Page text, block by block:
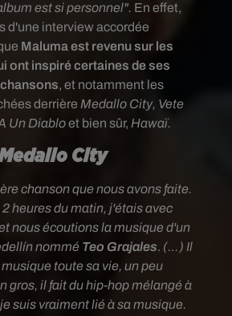
est si personnel". En effet,
d'une interview accordée
Maluma est revenu sur les
ont inspiré certaines de ses
, et notamment les
derrière Medallo City, Vete
Un Diabloet bien sûr, Hawaï.
City
chanson que nous avons faite.
2 heures du matin, j'étais avec
nous écoutions la musique d'un
nommé Teo Grajales. (…) Il
toute sa vie, un peu
gros, il fait du hip-hop mélangé à
suis vraiment lié à sa musique.